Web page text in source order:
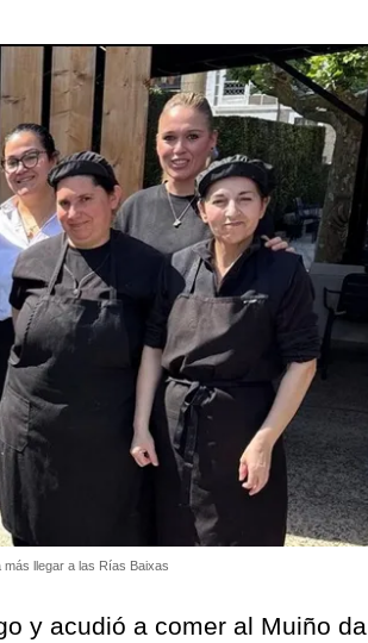
llegar a las Rías Baixas
y acudió a comer al Muiño da